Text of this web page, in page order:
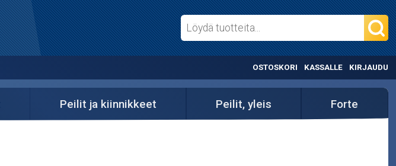
OSTOSKORI KASSALLE KIRJAUDU
Peilit ja kiinnikkeet Peilit, yleis Forte